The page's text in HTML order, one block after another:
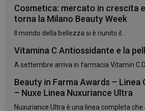
Cosmetica: mercato in crescita
torna la Milano Beauty Week
Il mondo della bellezza si è riunito il...
Vitamina C Antiossidante e la
A settembre arriva in farmacia Vitamin C
Beauty in Farma Awards – Linea
– Nuxe Linea Nuxuriance Ultra
Nuxuriance Ultra è una linea completa che